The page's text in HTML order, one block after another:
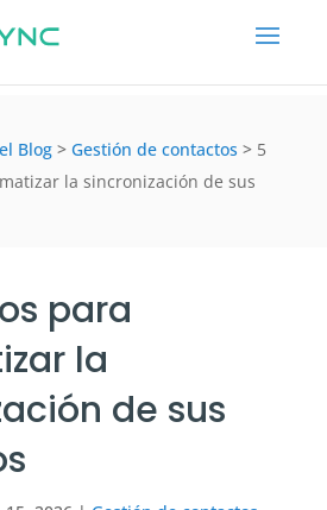
Blog > Gestión de contactos > 5
la sincronización de sus
para
la
de sus